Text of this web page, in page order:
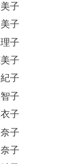
子
子
子
子
子
子
子
子
子